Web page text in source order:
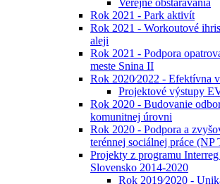
Verejné obstarávania
Rok 2021 - Park aktivít
Rok 2021 - Workoutové
aleji
Rok 2021 - Podpora
meste Snina II
Rok 2020⁄2022 - Efektívna
Projektové výstupy
Rok 2020 - Budovanie
komunitnej úrovni
Rok 2020 - Podpora a
terénnej sociálnej práce (NP
Projekty z programu
Slovensko 2014-2020
Rok 2019⁄2020 -